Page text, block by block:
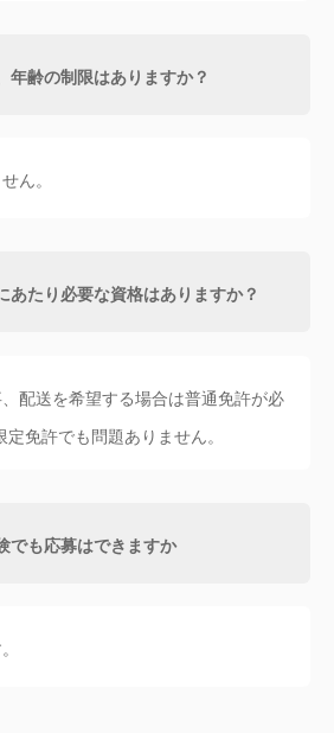
年齢の制限はありますか？
ん。
あたり必要な資格はありますか？
配送を希望する場合は普通免許が必
定免許でも問題ありません。
でも応募はできますか